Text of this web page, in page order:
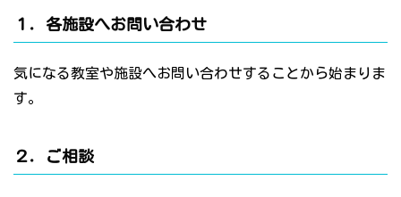
１．各施設へお問い合わせ
気になる教室や施設へお問い合わせすることから始まりま
す。
２．ご相談